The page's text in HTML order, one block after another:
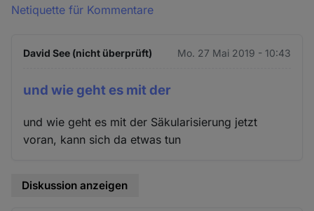
Netiquette für Kommentare
David See (nicht überprüft) Mo. 27 Mai 2019 - 10:43
und wie geht es mit der
und wie geht es mit der Säkularisierung jetzt
voran, kann sich da etwas tun
Diskussion anzeigen